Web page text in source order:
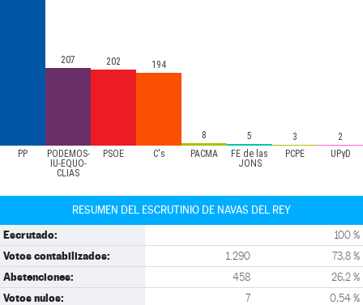
PP
PODEMOS-
IU-EQUO-
CLIAS
PSOE C's PACMA
FE de las
JONS
PCPE UPyD
207 202 194
8 5 3 2
RESUMEN DEL ESCRUTINIO DE NAVAS DEL REY
Escrutado: 100 %
Votos contabilizados: 1.290 73,8 %
Abstenciones: 458 26,2 %
Votos nulos: 7 0,54 %